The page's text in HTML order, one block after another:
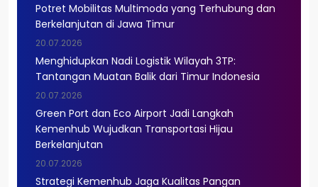
Potret Mobilitas Multimoda yang Terhubung dan
Berkelanjutan di Jawa Timur
20.07.2026
Menghidupkan Nadi Logistik Wilayah 3TP:
Tantangan Muatan Balik dari Timur Indonesia
20.07.2026
Green Port dan Eco Airport Jadi Langkah
Kemenhub Wujudkan Transportasi Hijau
Berkelanjutan
20.07.2026
Strategi Kemenhub Jaga Kualitas Pangan